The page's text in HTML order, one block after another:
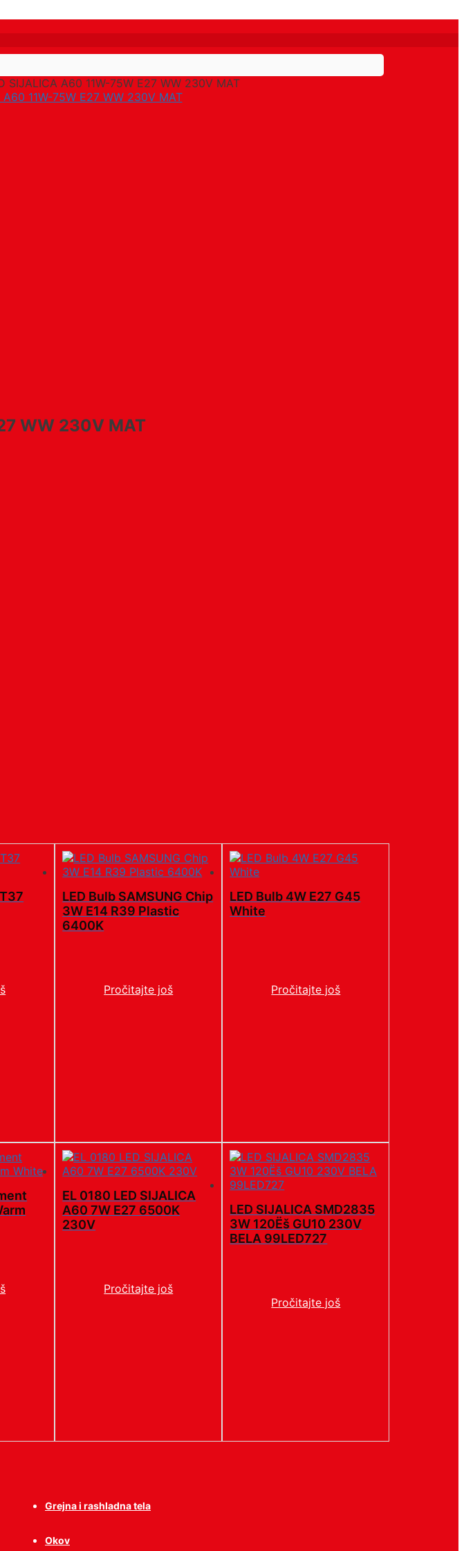
SIJALICA A60 11W-75W E27 WW 230V MAT
WW 230V MAT
LED Bulb SAMSUNG Chip
3W E14 R39 Plastic
6400K
Pročitajte još
LED Bulb 4W E27 G45
White
Pročitajte još
EL 0180 LED SIJALICA
A60 7W E27 6500K
230V
Pročitajte još
LED SIJALICA SMD2835
3W 120Ëš GU10 230V
BELA 99LED727
Pročitajte još
Grejna i rashladna tela
Okov